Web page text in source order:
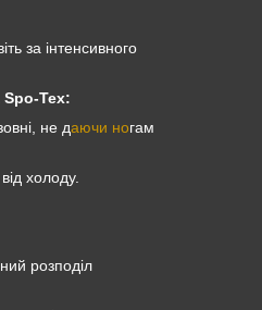
за інтенсивного
Tex:
не даючи ногам
холоду.
розподіл